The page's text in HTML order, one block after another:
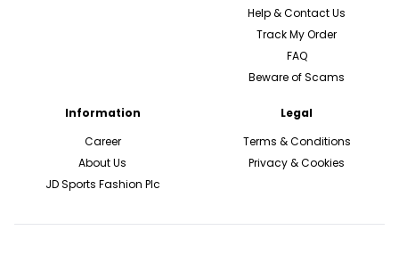
Help & Contact Us
Track My Order
FAQ
Beware of Scams
Information
Career
About Us
JD Sports Fashion Plc
Legal
Terms & Conditions
Privacy & Cookies